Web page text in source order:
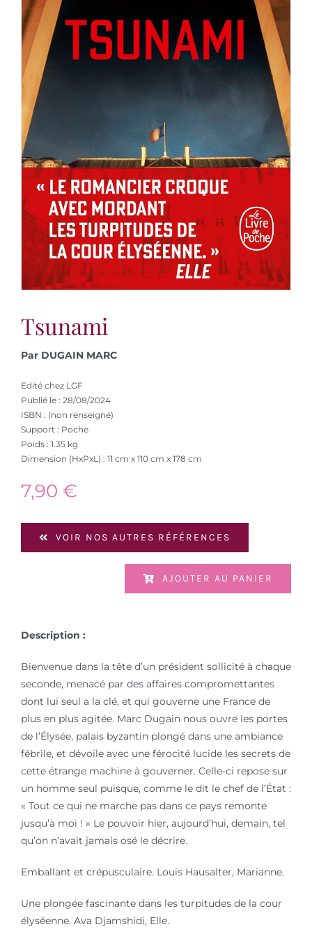
Tsunami
Par DUGAIN MARC
Edité chez LGF
Publié le : 28/08/2024
ISBN : (non renseigné)
Support : Poche
Poids : 1.35 kg
Dimension (HxPxL) : 11 cm x 110 cm x 178 cm
7,90 €
VOIR NOS AUTRES RÉFÉRENCES
AJOUTER AU PANIER
Description :
Bienvenue dans la tête d’un président sollicité à chaque
seconde, menacé par des affaires compromettantes
dont lui seul a la clé, et qui gouverne une France de
plus en plus agitée. Marc Dugain nous ouvre les portes
de l’Élysée, palais byzantin plongé dans une ambiance
fébrile, et dévoile avec une férocité lucide les secrets de
cette étrange machine à gouverner. Celle-ci repose sur
un homme seul puisque, comme le dit le chef de l’État :
« Tout ce qui ne marche pas dans ce pays remonte
jusqu’à moi ! » Le pouvoir hier, aujourd’hui, demain, tel
qu’on n’avait jamais osé le décrire.
Emballant et crépusculaire. Louis Hausalter, Marianne.
Une plongée fascinante dans les turpitudes de la cour
élyséenne. Ava Djamshidi, Elle.